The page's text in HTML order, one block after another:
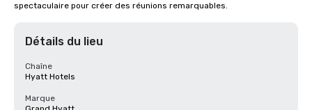
spectaculaire pour créer des réunions remarquables.
Détails du lieu
Chaîne
Hyatt Hotels
Marque